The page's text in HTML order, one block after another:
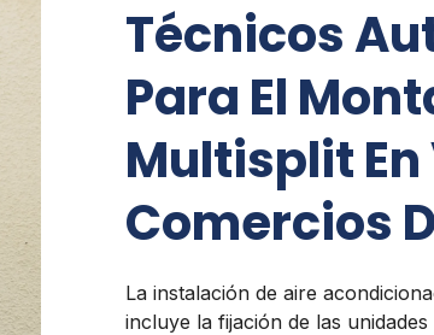
Técnicos
Para El
Multisplit
Comercios
La instalación de aire
incluye la fijación de las